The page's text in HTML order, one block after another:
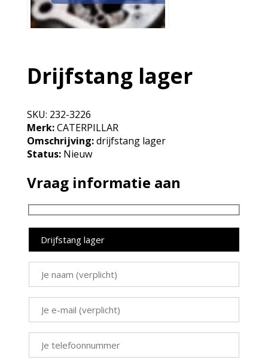
Drijfstang lager
SKU: 232-3226
Merk:CATERPILLAR
Omschrijving:drijfstang lager
Status:Nieuw
Vraag informatie aan